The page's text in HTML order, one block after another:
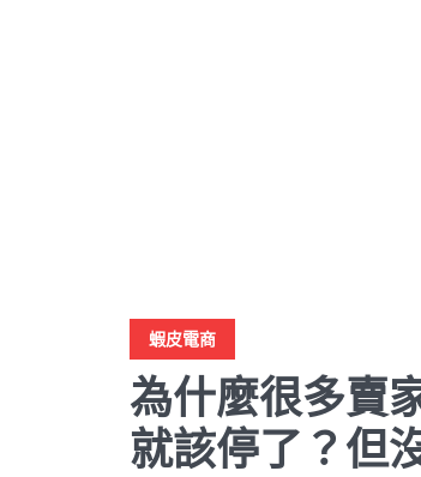
蝦皮電商
為什麼很多賣
就該停了？但